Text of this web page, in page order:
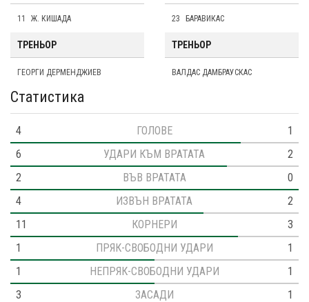
11 Ж. КИШАДА 23 БАРАВИКАС
ТРЕНЬОР
ГЕОРГИ ДЕРМЕНДЖИЕВ
ТРЕНЬОР
ВАЛДАС ДАМБРАУСКАС
Статистика
4 ГОЛОВЕ
1
6
УДАРИ КЪМ ВРАТАТА
2
2
ВЪВ ВРАТАТА
0
4
ИЗВЪН ВРАТАТА
2
11
КОРНЕРИ
3
1
ПРЯК-СВОБОДНИ УДАРИ
1
1
НЕПРЯК-СВОБОДНИ УДАРИ
1
3
ЗАСАДИ
1